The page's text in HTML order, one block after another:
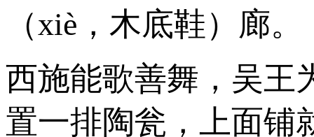
（xiè，木底鞋）廊。
西施能歌善舞，吴王
置一排陶瓮，上面铺